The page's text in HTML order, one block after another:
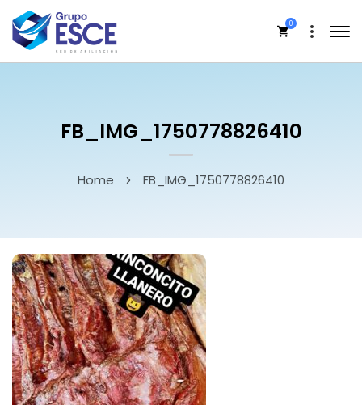
0
FB_IMG_1750778826410
Home FB_IMG_1750778826410